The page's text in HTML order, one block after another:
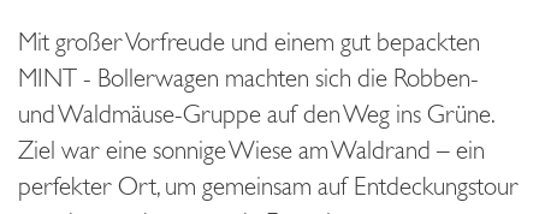
Mit großer Vorfreude und einem gut bepackten
MINT - Bollerwagen machten sich die Robben-
und Waldmäuse-Gruppe auf den Weg ins Grüne.
Ziel war eine sonnige Wiese am Waldrand – ein
perfekter Ort, um gemeinsam auf Entdeckungstour